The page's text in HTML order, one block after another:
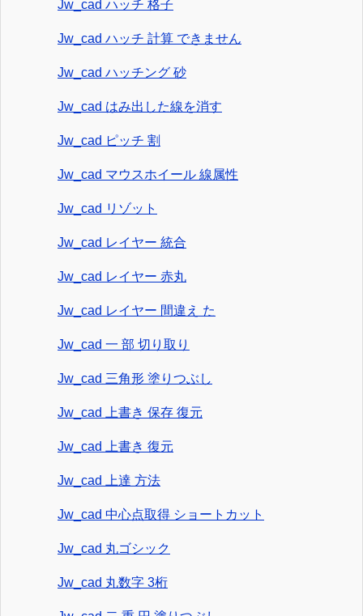
Jw_cad ハッチ 格子
Jw_cad ハッチ 計算 できません
Jw_cad ハッチング 砂
Jw_cad はみ出した線を消す
Jw_cad ピッチ 割
Jw_cad マウスホイール 線属性
Jw_cad リゾット
Jw_cad レイヤー 統合
Jw_cad レイヤー 赤丸
Jw_cad レイヤー 間違え た
Jw_cad 一 部 切り取り
Jw_cad 三角形 塗りつぶし
Jw_cad 上書き 保存 復元
Jw_cad 上書き 復元
Jw_cad 上達 方法
Jw_cad 中心点取得 ショートカット
Jw_cad 丸ゴシック
Jw_cad 丸数字 3桁